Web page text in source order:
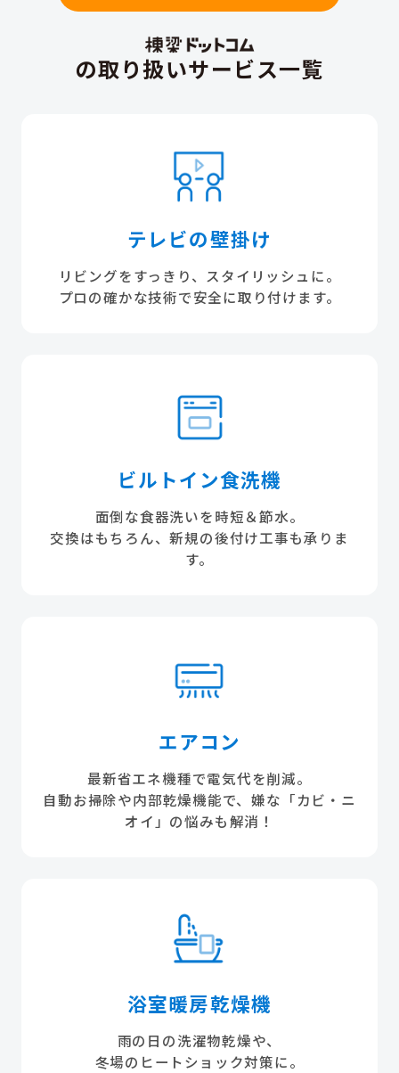
の取り扱いサービス一覧
テレビの壁掛け
リビングをすっきり、スタイリッシュに。
プロの確かな技術で安全に取り付けます。
ビルトイン食洗機
面倒な食器洗いを時短＆節水。
交換はもちろん、新規の後付け工事も承りま
す。
エアコン
最新省エネ機種で電気代を削減。
自動お掃除や内部乾燥機能で、嫌な「カビ・ニ
オイ」の悩みも解消！
浴室暖房乾燥機
雨の日の洗濯物乾燥や、
冬場のヒートショック対策に。